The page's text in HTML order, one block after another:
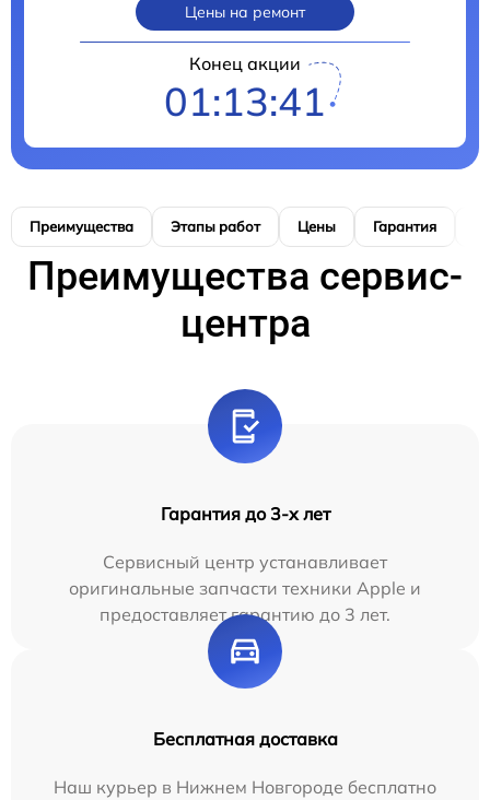
Цены на ремонт
Конец акции
01:13:40
Преимущества Этапы работ Цены Гарантия
Преимущества сервис-
центра
Гарантия до 3-х лет
Сервисный центр устанавливает
оригинальные запчасти техники Apple и
предоставляет гарантию до 3 лет.
Бесплатная доставка
Наш курьер в Нижнем Новгороде бесплатно